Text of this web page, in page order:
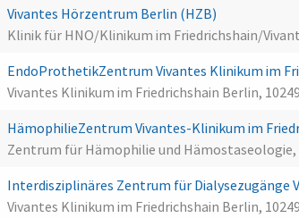
Vivantes Hörzentrum Berlin (HZB)
Klinik für HNO/Klinikum im Friedrichshain/
EndoProthetikZentrum Vivantes Klinikum im
Vivantes Klinikum im Friedrichshain Berlin,
HämophilieZentrum Vivantes-Klinikum im
Zentrum für Hämophilie und Hämostaseologie,
Interdisziplinäres Zentrum für Dialysezugänge
Vivantes Klinikum im Friedrichshain Berlin,